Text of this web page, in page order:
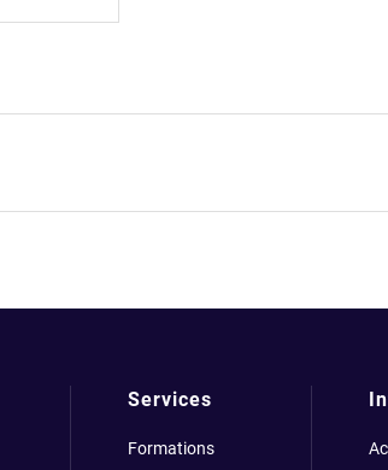
Services
Formations